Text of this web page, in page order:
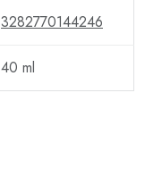
3282770144246
40 ml